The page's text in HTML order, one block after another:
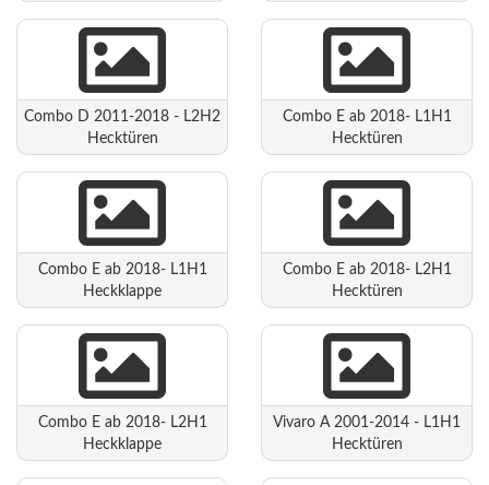
Combo D 2011-2018 - L2H2
Hecktüren
Combo E ab 2018- L1H1
Hecktüren
Combo E ab 2018- L1H1
Heckklappe
Combo E ab 2018- L2H1
Hecktüren
Combo E ab 2018- L2H1
Heckklappe
Vivaro A 2001-2014 - L1H1
Hecktüren